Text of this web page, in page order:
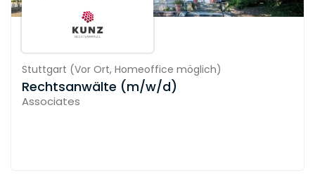
Stuttgart (Vor Ort, Homeoffice möglich)
Rechtsanwälte (m/w/d)
Associates